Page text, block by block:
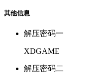
其他信息
解压密码一
XDGAME
解压密码二